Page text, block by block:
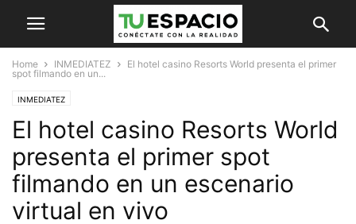
Home INMEDIATEZ
El hotel casino Resorts World presenta el primer
spot filmando en un...
INMEDIATEZ
El hotel casino Resorts World
presenta el primer spot
filmando en un escenario
virtual en vivo